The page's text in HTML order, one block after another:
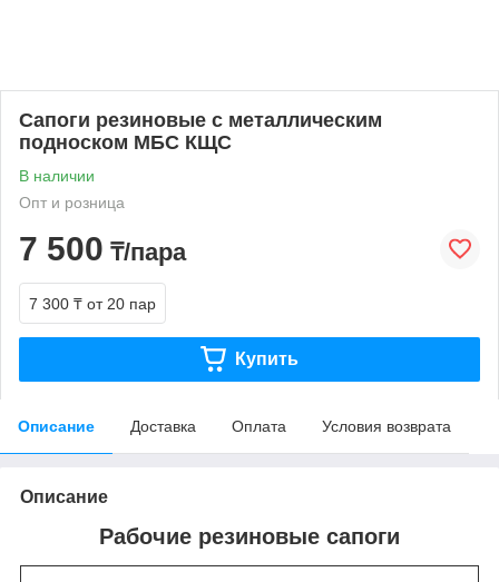
Сапоги резиновые с металлическим
подноском МБС КЩС
В наличии
Опт и розница
7 500 ₸/пара
7 300 ₸ от 20 пар
Купить
Описание Доставка Оплата Условия возврата
Описание
Рабочие резиновые сапоги